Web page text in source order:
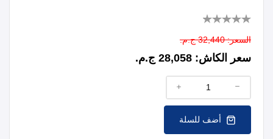
السعر: 32,440 ج.م.
سعر الكاش: 28,058 ج.م.
أضف للسلة